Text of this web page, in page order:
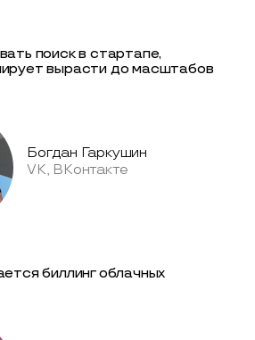
поиск в стартапе,
вырасти до масштабов
Богдан Гаркушин
VK, ВКонтакте
биллинг облачных